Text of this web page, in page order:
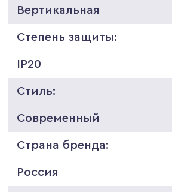
Вертикальная
Степень защиты:
IP20
Стиль:
Современный
Страна бренда:
Россия